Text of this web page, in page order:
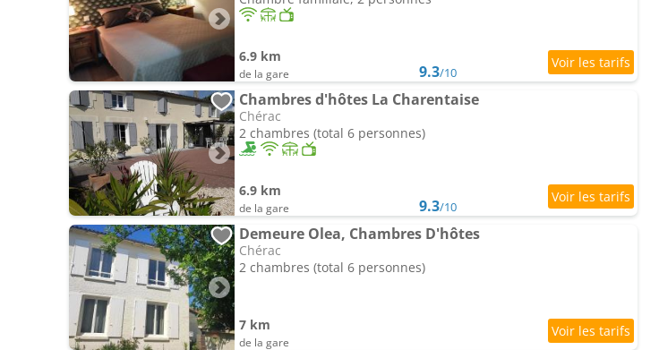
6.9 km
de la gare 9.3/10
Chambres d'hôtes La Charentaise
Chérac
2 chambres (total 6 personnes)
6.9 km
de la gare 9.3/10
Demeure Olea, Chambres D'hôtes
Chérac
2 chambres (total 6 personnes)
7 km
de la gare